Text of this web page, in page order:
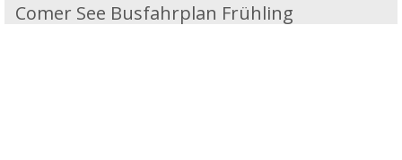
Comer See Busfahrplan Frühling